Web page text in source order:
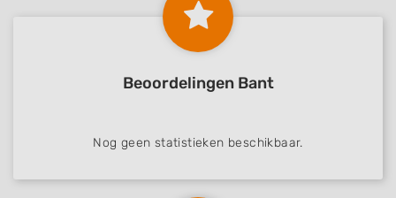
Beoordelingen Bant
Nog geen statistieken beschikbaar.